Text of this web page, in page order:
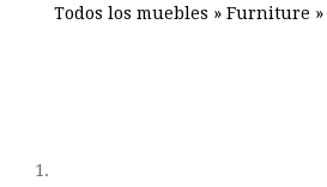
Todos los muebles » Furniture »